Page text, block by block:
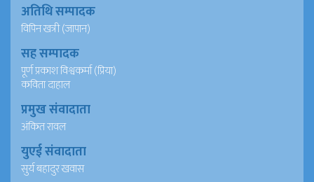
अतिथि सम्पादक
विपिन खत्री (जापान)
सह सम्पादक
पूर्ण प्रकाश विश्वकर्मा (प्रिया)
कविता दाहाल
प्रमुख संवादाता
अंकित रावल
युएई संवादाता
सुर्य बहादुर खवास